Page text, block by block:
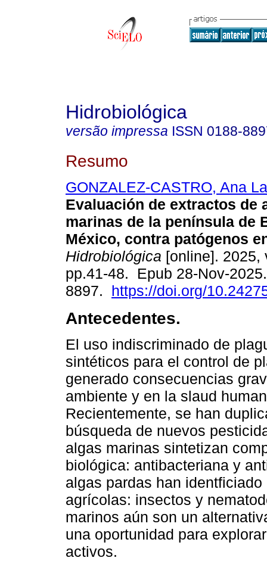
Hidrobiológica
versão impressa ISSN 0188-
Resumo
GONZALEZ-CASTRO, Ana
Evaluación de extractos de
marinas de la península de
México, contra patógenos
Hidrobiológica [online]. 2025,
pp.41-48. Epub 28-Nov-
8897. https://doi.org/
Antecedentes.
El uso indiscriminado de
sintéticos para el control de
generado consecuencias
ambiente y en la slaud
Recientemente, se han
búsqueda de nuevos
algas marinas sintetizan
biológica: antibacteriana y
algas pardas han
agrícolas: insectos y
marinos aún son un
una oportunidad para
activos.